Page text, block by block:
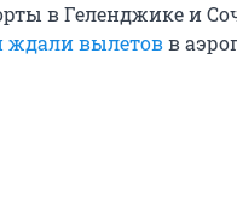
в Геленджике и
ждали вылетовв